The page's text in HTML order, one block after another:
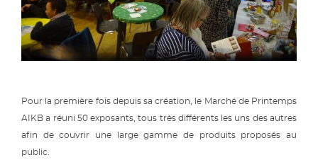
Pour la première fois depuis sa création, le Marché de Printemps
AIKB a réuni 50 exposants, tous très différents les uns des autres
afin de couvrir une large gamme de produits proposés au
public.